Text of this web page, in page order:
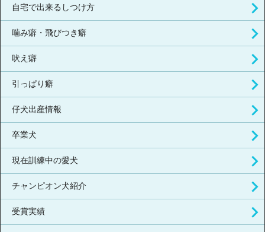
自宅で出来るしつけ方
噛み癖・飛びつき癖
吠え癖
引っぱり癖
仔犬出産情報
卒業犬
現在訓練中の愛犬
チャンピオン犬紹介
受賞実績